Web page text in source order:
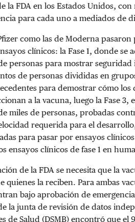
la FDA en los Estados Unidos,
para cada uno a mediados de
como las de Moderna pasaron
clínicos: la Fase 1, donde se
personas para mostrar seguridad
de personas divididas en
para demostrar cómo los
a la vacuna, luego la Fase 3,
miles de personas, probadas
requerida para el
para pasar por ensayos
ensayos clínicos de fase 1 en
de la FDA se necesita que la
quienes la reciben. Para ambas
bajo aprobación de
la junta de revisión de datos
de Salud (DSMB) encontró que el